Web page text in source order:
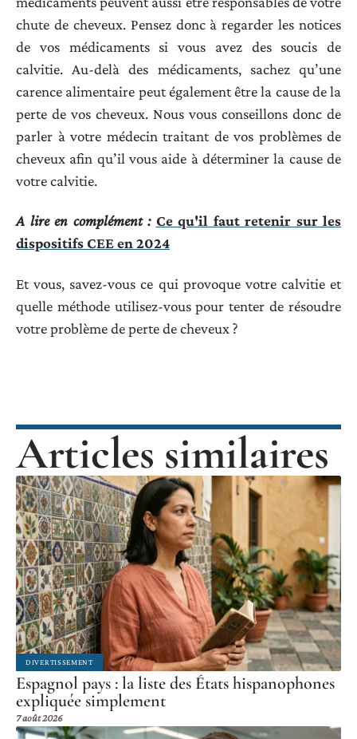
chute de cheveux. Pensez donc à regarder les notices
de vos médicaments si vous avez des soucis de
calvitie. Au-delà des médicaments, sachez qu’une
carence alimentaire peut également être la cause de la
perte de vos cheveux. Nous vous conseillons donc de
parler à votre médecin traitant de vos problèmes de
cheveux afin qu’il vous aide à déterminer la cause de
votre calvitie.
A lire en complément : Ce qu'il faut retenir sur les
dispositifs CEE en 2024
Et vous, savez-vous ce qui provoque votre calvitie et
quelle méthode utilisez-vous pour tenter de résoudre
votre problème de perte de cheveux ?
Articles similaires
DIVERTISSEMENT
Espagnol pays : la liste des États hispanophones
expliquée simplement
7 août 2026